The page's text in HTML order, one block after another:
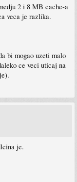
2 i 8 MB cache-a
veca je razlika.
bi mogao uzeti malo
ce veci uticaj na
je.